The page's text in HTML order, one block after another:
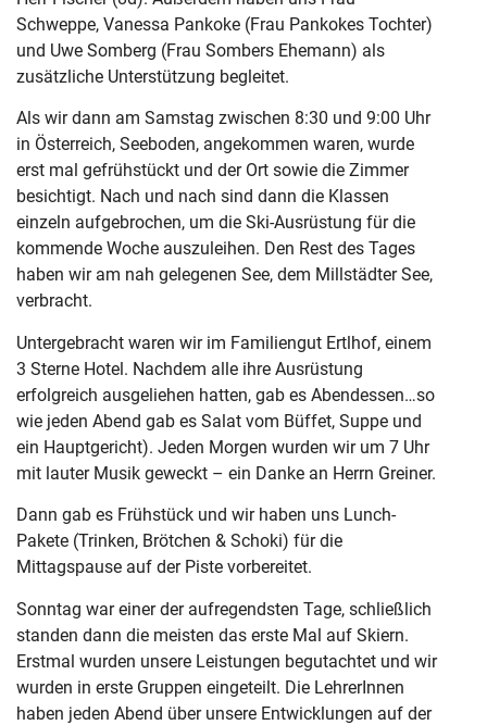
Schweppe, Vanessa Pankoke (Frau Pankokes Tochter)
und Uwe Somberg (Frau Sombers Ehemann) als
zusätzliche Unterstützung begleitet.
Als wir dann am Samstag zwischen 8:30 und 9:00 Uhr
in Österreich, Seeboden, angekommen waren, wurde
erst mal gefrühstückt und der Ort sowie die Zimmer
besichtigt. Nach und nach sind dann die Klassen
einzeln aufgebrochen, um die Ski-Ausrüstung für die
kommende Woche auszuleihen. Den Rest des Tages
haben wir am nah gelegenen See, dem Millstädter See,
verbracht.
Untergebracht waren wir im Familiengut Ertlhof, einem
3 Sterne Hotel. Nachdem alle ihre Ausrüstung
erfolgreich ausgeliehen hatten, gab es Abendessen…so
wie jeden Abend gab es Salat vom Büffet, Suppe und
ein Hauptgericht). Jeden Morgen wurden wir um 7 Uhr
mit lauter Musik geweckt – ein Danke an Herrn Greiner.
Dann gab es Frühstück und wir haben uns Lunch-
Pakete (Trinken, Brötchen & Schoki) für die
Mittagspause auf der Piste vorbereitet.
Sonntag war einer der aufregendsten Tage, schließlich
standen dann die meisten das erste Mal auf Skiern.
Erstmal wurden unsere Leistungen begutachtet und wir
wurden in erste Gruppen eingeteilt. Die LehrerInnen
haben jeden Abend über unsere Entwicklungen auf der